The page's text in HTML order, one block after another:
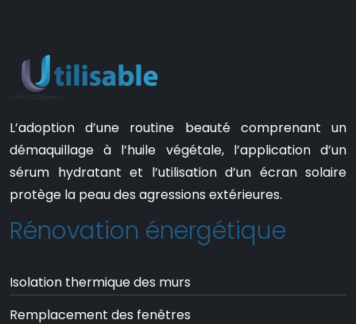
L’adoption d’une routine beauté comprenant un
démaquillage à l’huile végétale, l’application d’un
sérum hydratant et l’utilisation d’un écran solaire
protège la peau des agressions extérieures.
Rénovation énergétique
Isolation thermique des murs
Remplacement des fenêtres